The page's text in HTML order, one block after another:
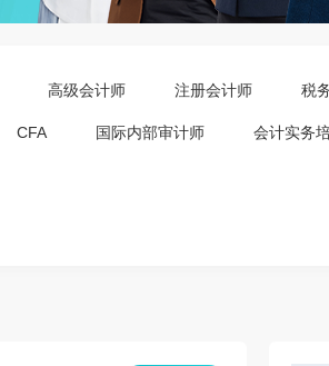
高级会计师 注册会计师 税
CFA 国际内部审计师 会计实务